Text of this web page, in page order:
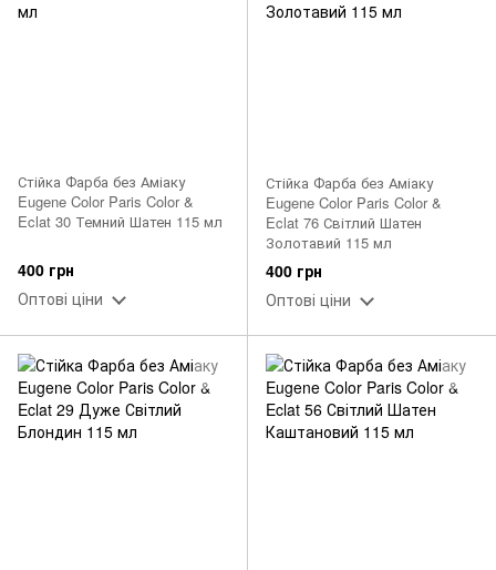
Стійка Фарба без Аміаку
Eugene Color Paris Color &
Eclat 30 Темний Шатен 115 мл
400 грн
Оптові ціни
Стійка Фарба без Аміаку
Eugene Color Paris Color &
Eclat 76 Світлий Шатен
Золотавий 115 мл
400 грн
Оптові ціни